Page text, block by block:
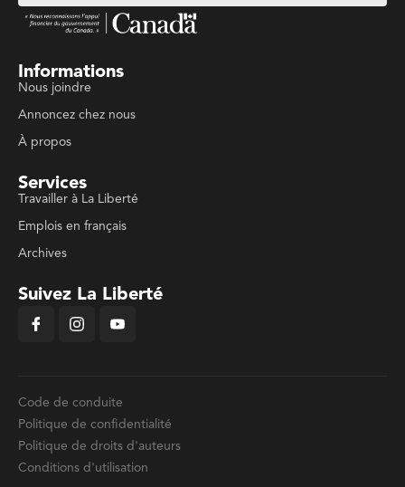
Informations
Nous joindre
Annoncez chez nous
À propos
Services
Travailler à La Liberté
Emplois en français
Archives
Suivez La Liberté
Code de conduite
Politique de confidentialité
Politique de droits d'auteurs
Conditions d'utilisation